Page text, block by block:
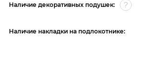
Наличие декоративных подушек:
Наличие накладки на подлокотнике: